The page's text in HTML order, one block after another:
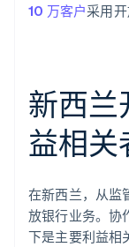
10 万客户采用
新西兰
益相关
在新西兰，从监
放银行业务。协
下是主要利益相